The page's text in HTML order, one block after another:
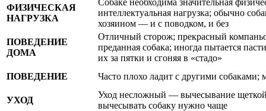
ФИЗИЧЕСКАЯ
НАГРУЗКА
интеллектуальная нагрузка; обычно
хозяином — и с поводком, и без
ПОВЕДЕНИЕ
ДОМА
Отличный сторож; прекрасный
преданная собака; иногда пытается
их за пятки и сгоняя в «стадо»
ПОВЕДЕНИЕ
Часто плохо ладит с другими собаками;
УХОД
Уход несложный — вычесывание
вычесывать собаку нужно чаще